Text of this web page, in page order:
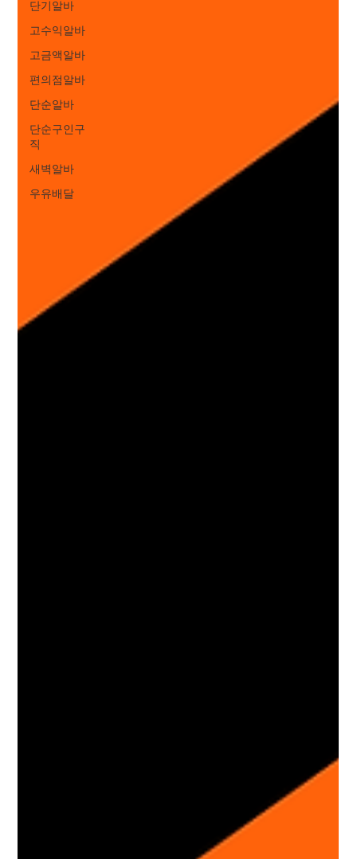
단기알바
고수익알바
고금액알바
편의점알바
단순알바
단순구인구
직
새벽알바
우유배달